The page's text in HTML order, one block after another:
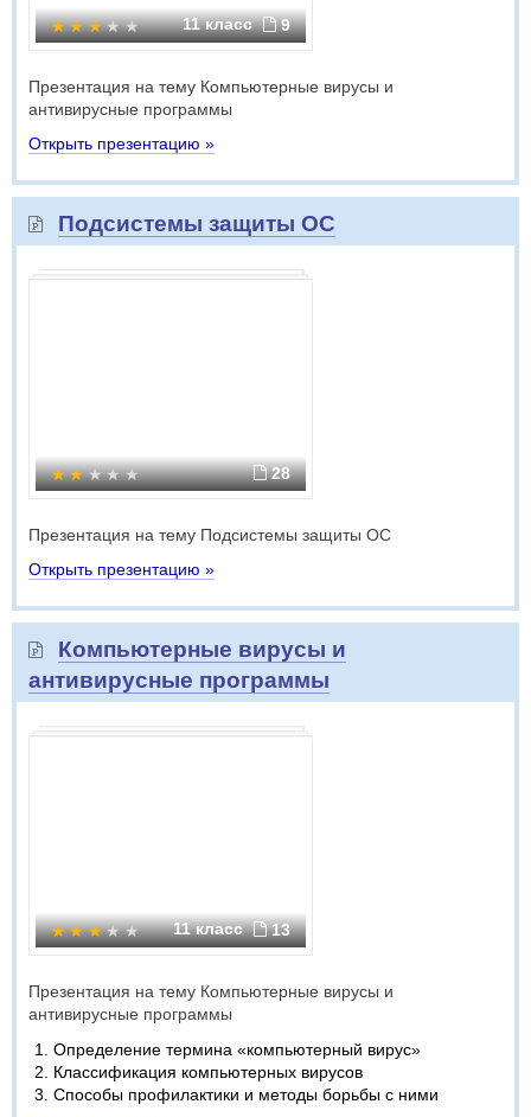
11 класс 9
Презентация на тему Компьютерные вирусы и
антивирусные программы
Открыть презентацию »
Подсистемы защиты ОС
28
Презентация на тему Подсистемы защиты ОС
Открыть презентацию »
Компьютерные вирусы и
антивирусные программы
11 класс 13
Презентация на тему Компьютерные вирусы и
антивирусные программы
Определение термина «компьютерный вирус»
Классификация компьютерных вирусов
Способы профилактики и методы борьбы с ними